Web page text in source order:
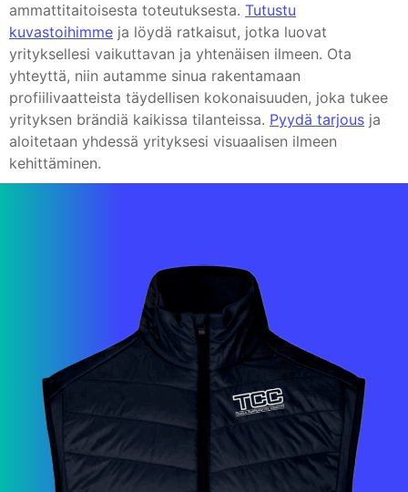
ammattitaitoisesta toteutuksesta. Tutustu
kuvastoihimme ja löydä ratkaisut, jotka luovat
yrityksellesi vaikuttavan ja yhtenäisen ilmeen. Ota
yhteyttä, niin autamme sinua rakentamaan
profiilivaatteista täydellisen kokonaisuuden, joka tukee
yrityksen brändiä kaikissa tilanteissa. Pyydä tarjous ja
aloitetaan yhdessä yrityksesi visuaalisen ilmeen
kehittäminen.